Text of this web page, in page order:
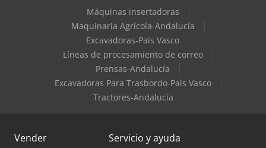
Máquinas insertadoras
Maquinaria Agrícola-Andalucía
Excavadoras-País Vasco
Líneas de procesamiento de correo
Prensas-Andalucía
Excavadoras Para Trasbordo-País Vasco
Tractores-Andalucía
Vender Servicio y ayuda